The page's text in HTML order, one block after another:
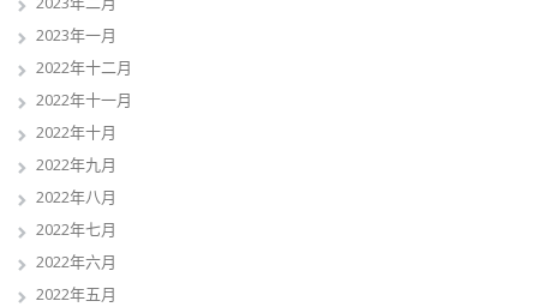
2023年一月
2022年十二月
2022年十一月
2022年十月
2022年九月
2022年八月
2022年七月
2022年六月
2022年五月